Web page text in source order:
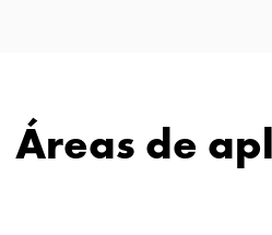
Áreas de